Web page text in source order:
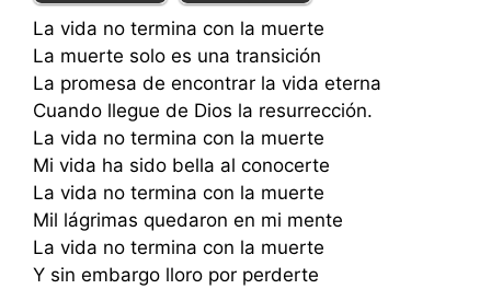
La vida no termina con la muerte
La muerte solo es una transición
La promesa de encontrar la vida eterna
Cuando llegue de Dios la resurrección.
La vida no termina con la muerte
Mi vida ha sido bella al conocerte
La vida no termina con la muerte
Mil lágrimas quedaron en mi mente
La vida no termina con la muerte
Y sin embargo lloro por perderte